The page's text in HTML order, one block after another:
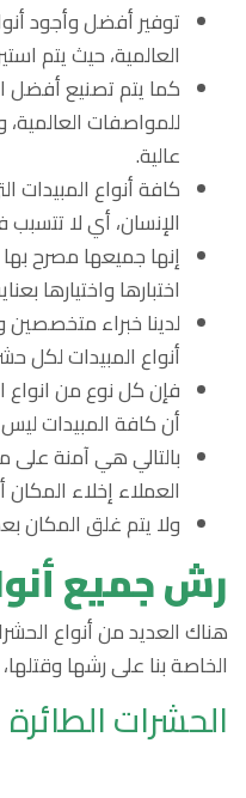
توفير أفضل وأجود
العالمية، حيث يتم
كما يتم تصنيع أفضل
للمواصفات
عالية.
كافة أنواع
الإنسان، أي لا تتسبب
إنها جميعها مصرح
اختبارها واختيارها
لدينا خبراء متخصصين
أنواع المبيدات لكل
فإن كل نوع من انواع
أن كافة المبيدات
بالتالي هي آمنة على
العملاء إخلاء
ولا يتم غلق المكان
رش جميع
هناك العديد من أنواع
الخاصة بنا على رشها وقتلها،
الحشرات الطائرة